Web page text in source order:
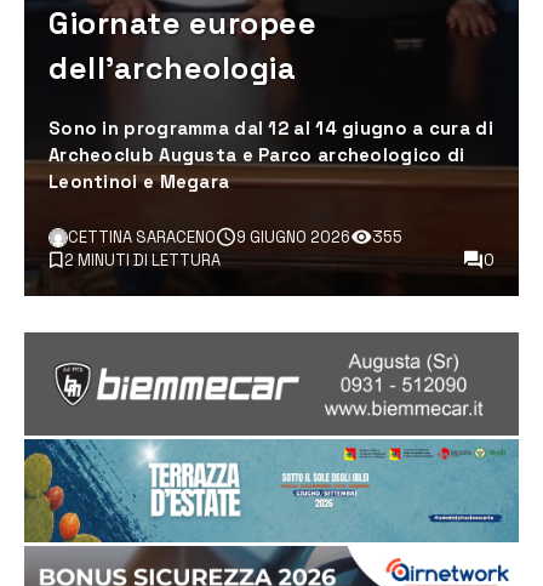
Giornate europee
dell’archeologia
Sono in programma dal 12 al 14 giugno a cura di
Archeoclub Augusta e Parco archeologico di
Leontinoi e Megara
CETTINA SARACENO 9 GIUGNO 2026
355
2 MINUTI DI LETTURA
0